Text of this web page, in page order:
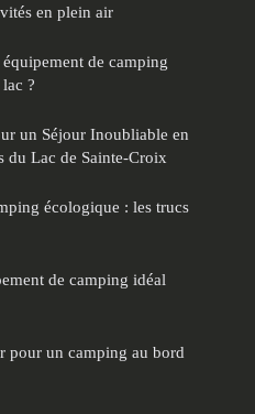
en plein air
de camping
?
un Séjour Inoubliable en
du Lac de Sainte-Croix
écologique : les trucs
de camping idéal
pour un camping au bord